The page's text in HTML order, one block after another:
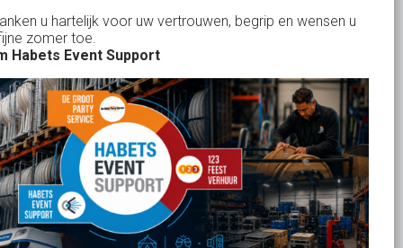
Horeca verhuur
Partyverhuur
Je vindt ons op
u hartelijk voor uw vertrouwen, begrip en wensen u
zomer toe.
Habets Event Support